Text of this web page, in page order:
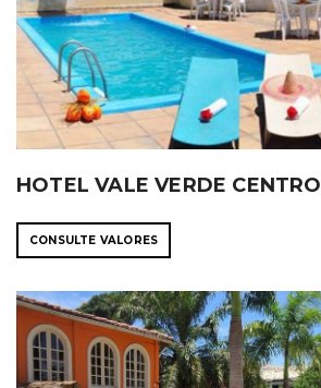
HOTEL VALE VERDE CENTRO
CONSULTE VALORES